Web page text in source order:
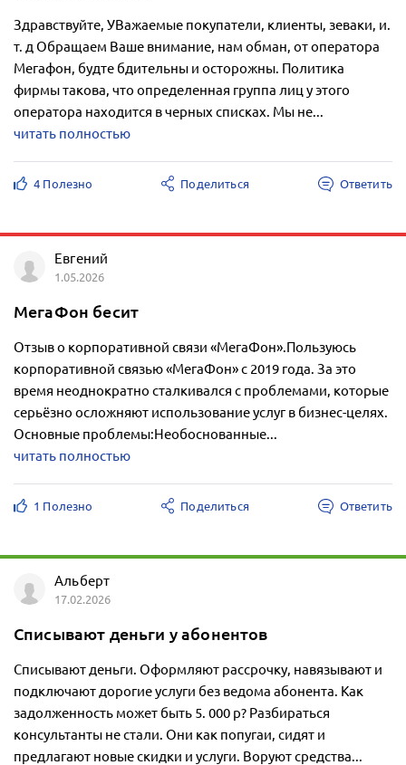
Здравствуйте, УВажаемые покупатели, клиенты, зеваки, и.
т. д Обращаем Ваше внимание, нам обман, от оператора
Мегафон, будте бдительны и осторожны. Политика
фирмы такова, что определенная группа лиц у этого
оператора находится в черных списках. Мы не...
читать полностью
4 Полезно Поделиться Ответить
Евгений
1.05.2026
МегаФон бесит
Отзыв о корпоративной связи «МегаФон».Пользуюсь
корпоративной связью «МегаФон» с 2019 года. За это
время неоднократно сталкивался с проблемами, которые
серьёзно осложняют использование услуг в бизнес-целях.
Основные проблемы:Необоснованные...
читать полностью
1 Полезно Поделиться Ответить
Альберт
17.02.2026
Списывают деньги у абонентов
Списывают деньги. Оформляют рассрочку, навязывают и
подключают дорогие услуги без ведома абонента. Как
задолженность может быть 5. 000 р? Разбираться
консультанты не стали. Они как попугаи, сидят и
предлагают новые скидки и услуги. Воруют средства...